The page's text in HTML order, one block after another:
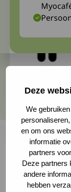
Deze
We
en om ons
informatie
partners
Deze partners
andere
hebben
Na twee jaar
fysiek